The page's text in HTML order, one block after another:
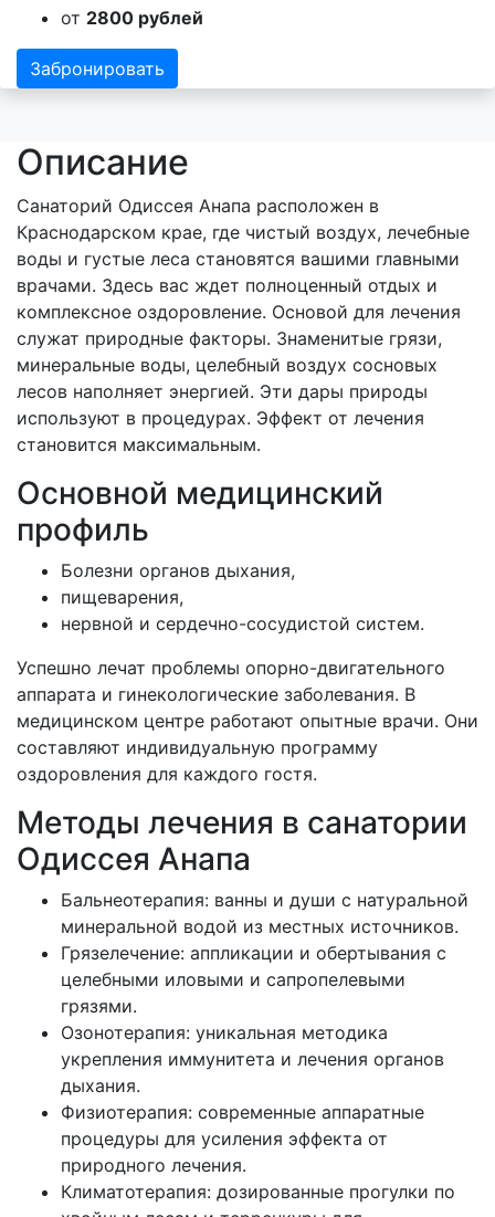
от 2800 рублей
Забронировать
Описание
Санаторий Одиссея Анапа расположен в
Краснодарском крае, где чистый воздух, лечебные
воды и густые леса становятся вашими главными
врачами. Здесь вас ждет полноценный отдых и
комплексное оздоровление. Основой для лечения
служат природные факторы. Знаменитые грязи,
минеральные воды, целебный воздух сосновых
лесов наполняет энергией. Эти дары природы
используют в процедурах. Эффект от лечения
становится максимальным.
Основной медицинский
профиль
Болезни органов дыхания,
пищеварения,
нервной и сердечно-сосудистой систем.
Успешно лечат проблемы опорно-двигательного
аппарата и гинекологические заболевания. В
медицинском центре работают опытные врачи. Они
составляют индивидуальную программу
оздоровления для каждого гостя.
Методы лечения в санатории
Одиссея Анапа
Бальнеотерапия: ванны и души с натуральной
минеральной водой из местных источников.
Грязелечение: аппликации и обертывания с
целебными иловыми и сапропелевыми
грязями.
Озонотерапия: уникальная методика
укрепления иммунитета и лечения органов
дыхания.
Физиотерапия: современные аппаратные
процедуры для усиления эффекта от
природного лечения.
Климатотерапия: дозированные прогулки по